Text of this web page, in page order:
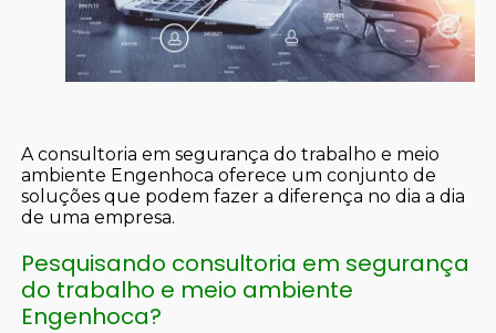
A consultoria em segurança do trabalho e meio
ambiente Engenhoca oferece um conjunto de
soluções que podem fazer a diferença no dia a dia
de uma empresa.
Pesquisando consultoria em segurança
do trabalho e meio ambiente
Engenhoca?